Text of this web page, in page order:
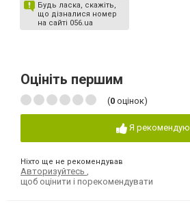
Будь ласка, скажіть,
що дізналися номер
на сайті 056.ua
Оцініть першим
(0 оцінок)
Я рекомендую
Ніхто ще не рекомендував
Авторизуйтесь
щоб оцінити і порекомендувати